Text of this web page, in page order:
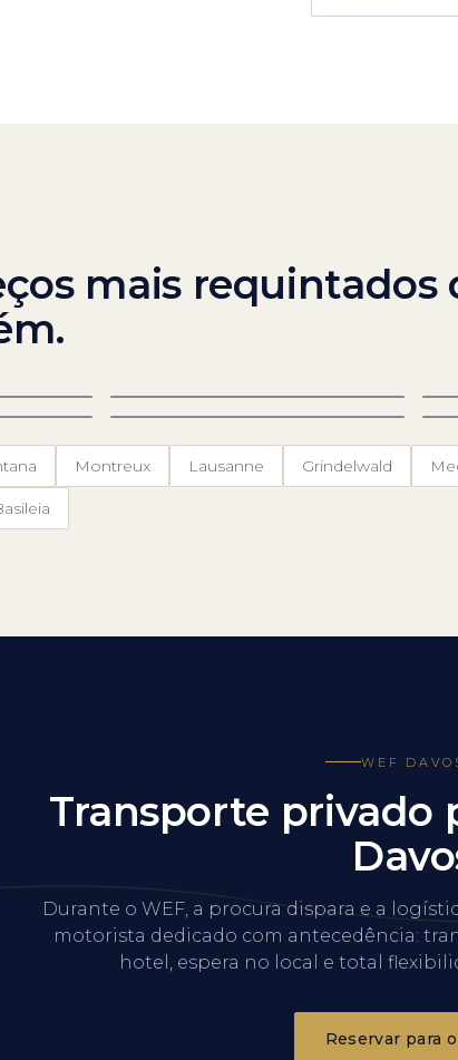
mais requintados
Montreux Lausanne Grindelwald
WEF
Transporte privado
Durante o WEF, a procura dispara e a
motorista dedicado com antecedência:
hotel, espera no local e total
Reservar para